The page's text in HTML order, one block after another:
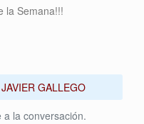
la Semana!!!
JAVIER GALLEGO
a la conversación.